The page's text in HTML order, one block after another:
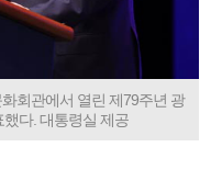
회관에서 열린 제79주년 광
했다. 대통령실 제공